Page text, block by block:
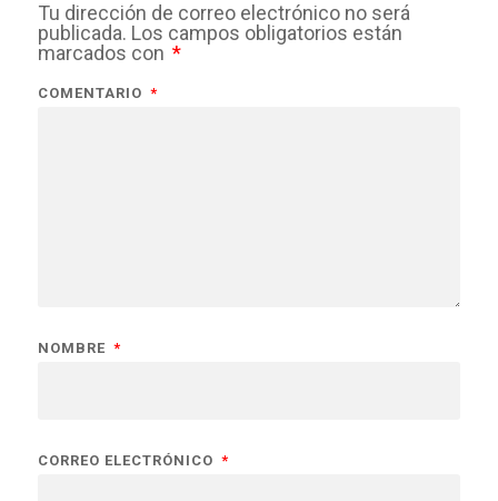
Tu dirección de correo electrónico no será
publicada. Los campos obligatorios están
marcados con *
COMENTARIO *
NOMBRE *
CORREO ELECTRÓNICO *